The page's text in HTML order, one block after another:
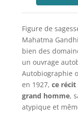
Figure de
Mahatma
bien des
un ouvrage
Autobiographie
en 1927, ce récit
grand homme,
atypique et